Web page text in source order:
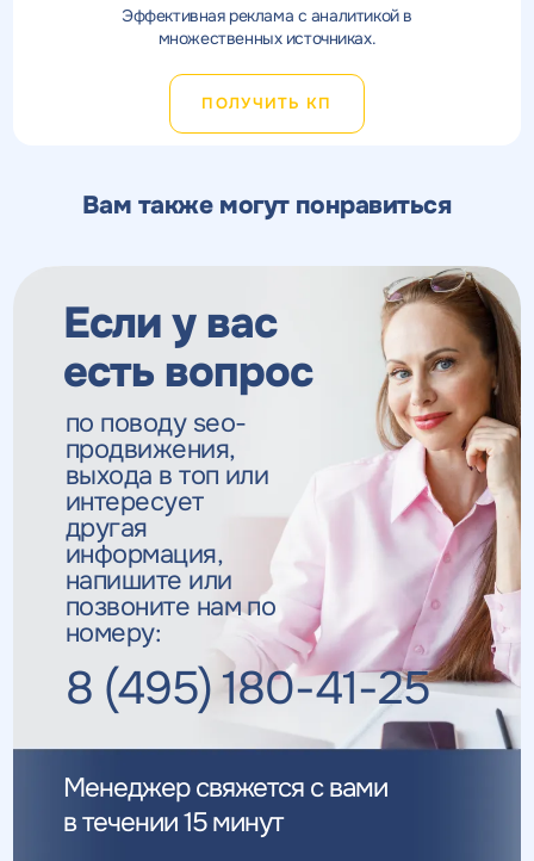
Эффективная реклама с аналитикой в
множественных источниках.
ПОЛУЧИТЬ КП
Вам также могут понравиться
Если у вас
есть вопрос
по поводу seo-
продвижения,
выхода в топ или
интересует
другая
информация,
напишите или
позвоните нам по
номеру:
8 (495) 180-41-25
Менеджер свяжется с вами
в течении 15 минут